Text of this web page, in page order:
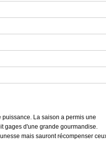
La saison a permis une
gages d'une grande gourmandise.
mais sauront récompenser